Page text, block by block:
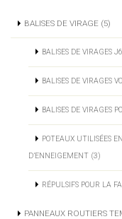
BALISES DE VIRAGE (5)
BALISES DE VIRAGES
BALISES DE VIRAGES
BALISES DE VIRAGES
POTEAUX UTILISÉES
D’ENNEIGEMENT (3)
RÉPULSIFS POUR LA
PANNEAUX ROUTIERS